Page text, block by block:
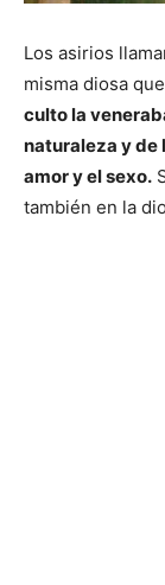
Los asirios
misma diosa que
culto la
naturaleza y de
amor y el sexo.
también en la